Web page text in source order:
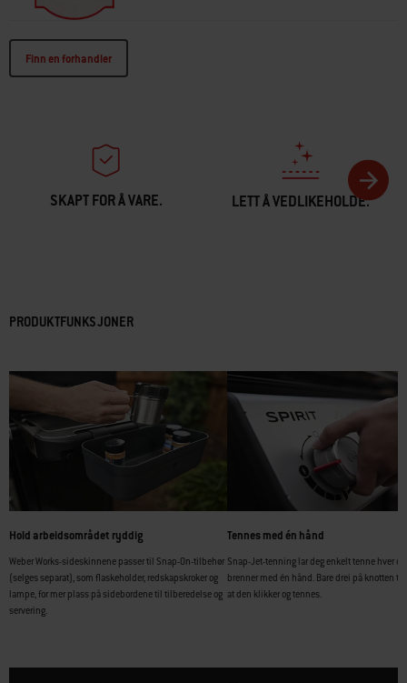
Finn en forhandler
SKAPT FOR Å VARE. LETT Å VEDLIKEHOLDE.
PRODUKTFUNKSJONER
Hold arbeidsområdet ryddig
Weber Works-sideskinnene passer til Snap-On-tilbehør
(selges separat), som flaskeholder, redskapskroker og
lampe, for mer plass på sidebordene til tilberedelse og
servering.
Tennes med én hånd
Snap-Jet-tenning lar deg enkelt tenne hver
brenner med én hånd. Bare drei på knotten til
at den klikker og tennes.